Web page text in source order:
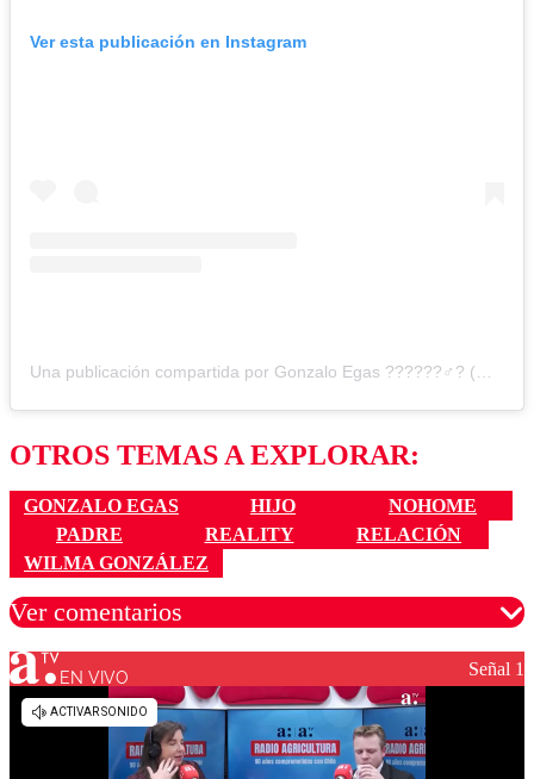
Ver esta publicación en Instagram
Una publicación compartida por Gonzalo Egas ?‍?????‍♂️? (@gonzaloegas)
OTROS TEMAS A EXPLORAR:
GONZALO EGAS HIJO
NOHOME
PADRE
REALITY
RELACIÓN
WILMA GONZÁLEZ
Ver comentarios
Los comentarios son moderados para garantizar un
diálogo respetuoso.
EN VIVO Señal 1